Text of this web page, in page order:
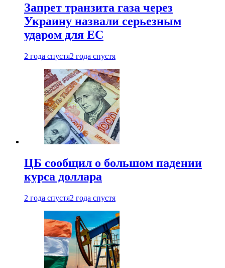
Запрет транзита газа через
Украину назвали серьезным
ударом для ЕС
2 года спустя2 года спустя
ЦБ сообщил о большом падении
курса доллара
2 года спустя2 года спустя